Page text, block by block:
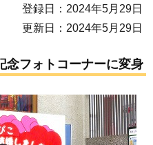
登録日：2024年5月29日
更新日：2024年5月29日
念フォトコーナーに変身